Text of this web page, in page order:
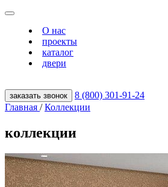
О нас
проекты
каталог
двери
заказать звонок
8 (800) 301‑91‑24
Главная / Коллекции
коллекции